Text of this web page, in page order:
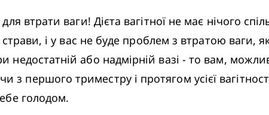
втрати ваги! Дієта вагітної не має нічого
і у вас не буде проблем з втратою ваги,
або надмірній вазі - то вам,
першого триместру і протягом усієї
голодом.